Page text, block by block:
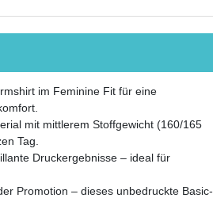
im Feminine Fit für eine
mit mittlerem Stoffgewicht (160/165
Tag.
Druckergebnisse – ideal für
Promotion – dieses unbedruckte Basic-